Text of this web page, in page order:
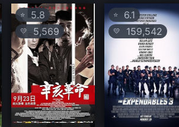
⭐ 5.8
💛 5,569
⭐6.1
💛 159,542